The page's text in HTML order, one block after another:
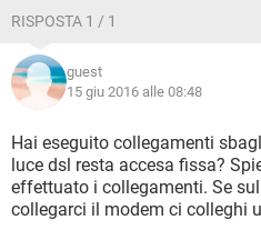
RISPOSTA 1 / 1
guest
15 giu 2016 alle 08:48
Hai eseguito collegamenti
luce dsl resta accesa fissa?
effettuato i collegamenti. Se
collegarci il modem ci colleghi